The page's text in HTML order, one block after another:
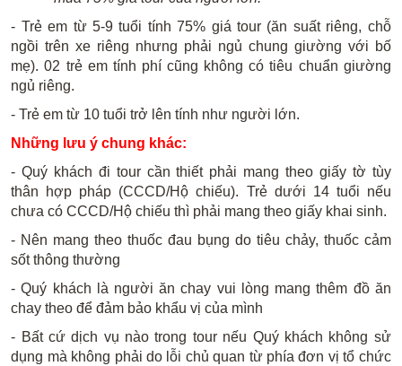
- Trẻ em từ 5-9 tuổi tính 75% giá tour (ăn suất riêng, chỗ
ngồi trên xe riêng nhưng phải ngủ chung giường với bố
mẹ). 02 trẻ em tính phí cũng không có tiêu chuẩn giường
ngủ riêng.
- Trẻ em từ 10 tuổi trở lên tính như người lớn.
Những lưu ý chung khác:
- Quý khách đi tour cần thiết phải mang theo giấy tờ tùy
thân hợp pháp (CCCD/Hộ chiếu). Trẻ dưới 14 tuổi nếu
chưa có CCCD/Hộ chiếu thì phải mang theo giấy khai sinh.
- Nên mang theo thuốc đau bụng do tiêu chảy, thuốc cảm
sốt thông thường
- Quý khách là người ăn chay vui lòng mang thêm đồ ăn
chay theo để đảm bảo khẩu vị của mình
- Bất cứ dịch vụ nào trong tour nếu Quý khách không sử
dụng mà không phải do lỗi chủ quan từ phía đơn vị tổ chức